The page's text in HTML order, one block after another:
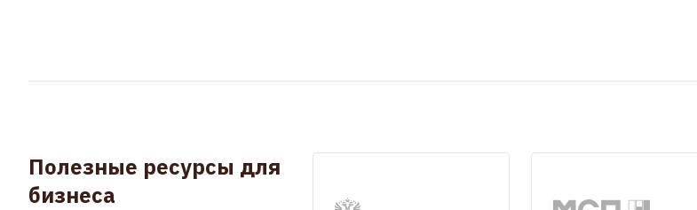
Полезные ресурсы для
бизнеса